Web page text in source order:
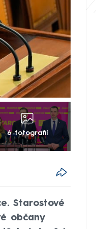
6 fotografií
Starostové
občany